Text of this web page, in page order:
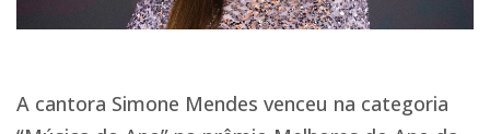
A cantora Simone Mendes venceu na categoria